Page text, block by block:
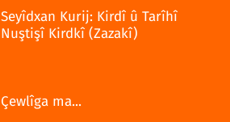
Seyîdxan Kurij: Kirdî û Tarîhî
Nuştişî Kirdkî (Zazakî)
Çewlîga ma...